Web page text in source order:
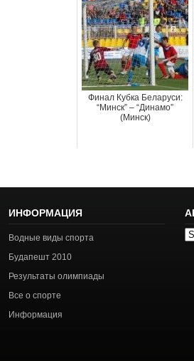
Финал Кубка Беларуси:
“Минск” – “Динамо”
(Минск)
ИНФОРМАЦИЯ
Водные виды спорта
Будапешт 2010
Результаты олимпиады
Все о спорте
Информация